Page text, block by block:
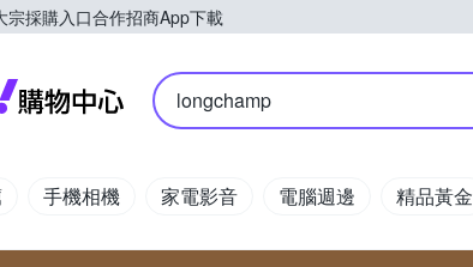
宗採購入口合作招商App下載
Yahoo購物中心
longchamp
手機相機 家電影音 電腦週邊 精品黃金